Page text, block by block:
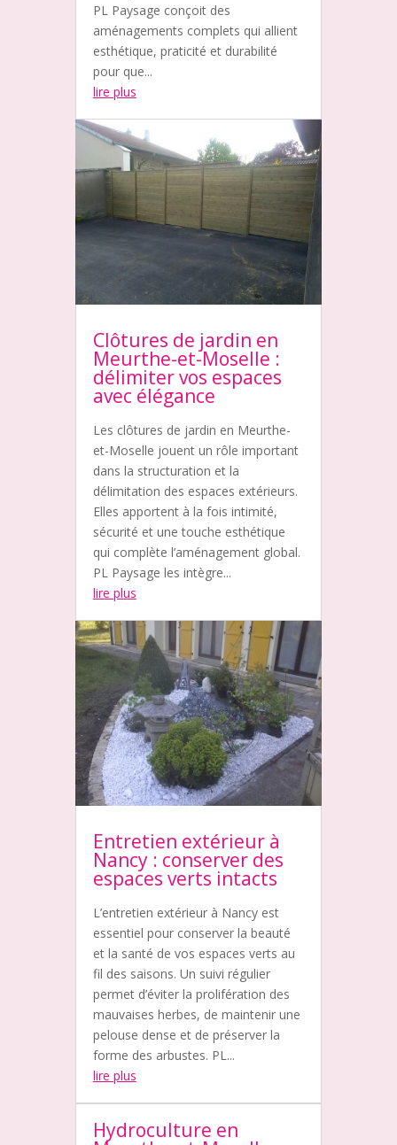
PL Paysage conçoit des
aménagements complets qui allient
esthétique, praticité et durabilité
pour que...
lire plus
Clôtures de jardin en
Meurthe-et-Moselle :
délimiter vos espaces
avec élégance
Les clôtures de jardin en Meurthe-
et-Moselle jouent un rôle important
dans la structuration et la
délimitation des espaces extérieurs.
Elles apportent à la fois intimité,
sécurité et une touche esthétique
qui complète l’aménagement global.
PL Paysage les intègre...
lire plus
Entretien extérieur à
Nancy : conserver des
espaces verts intacts
L’entretien extérieur à Nancy est
essentiel pour conserver la beauté
et la santé de vos espaces verts au
fil des saisons. Un suivi régulier
permet d’éviter la prolifération des
mauvaises herbes, de maintenir une
pelouse dense et de préserver la
forme des arbustes. PL...
lire plus
Hydroculture en